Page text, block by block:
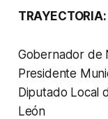
TRAYECTORIA:
Gobernador de
Presidente
Diputado Local
León